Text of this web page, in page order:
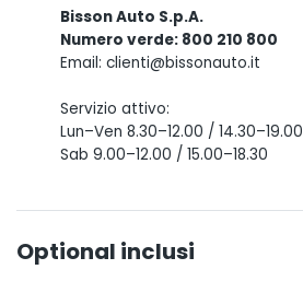
Bisson Auto S.p.A.
Numero verde: 800 210 800
Email: clienti@bissonauto.it
Servizio attivo:
Lun–Ven 8.30–12.00 / 14.30–19.00
Sab 9.00–12.00 / 15.00–18.30
Optional inclusi